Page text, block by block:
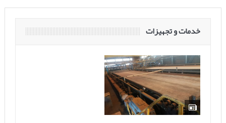
خدمات و تجهیزات